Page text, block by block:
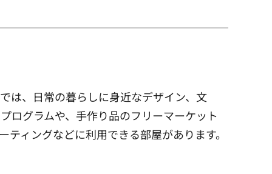
は、日常の暮らしに身近なデザイン、文
ログラムや、手作り品のフリーマーケット
ィングなどに利用できる部屋があります。